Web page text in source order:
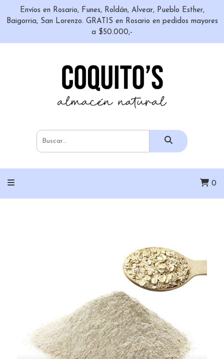
Envíos en Rosario, Funes, Roldán, Alvear, Pueblo Esther,
Baigorria, San Lorenzo. GRATIS en Rosario en pedidos mayores
a $50.000,-
0